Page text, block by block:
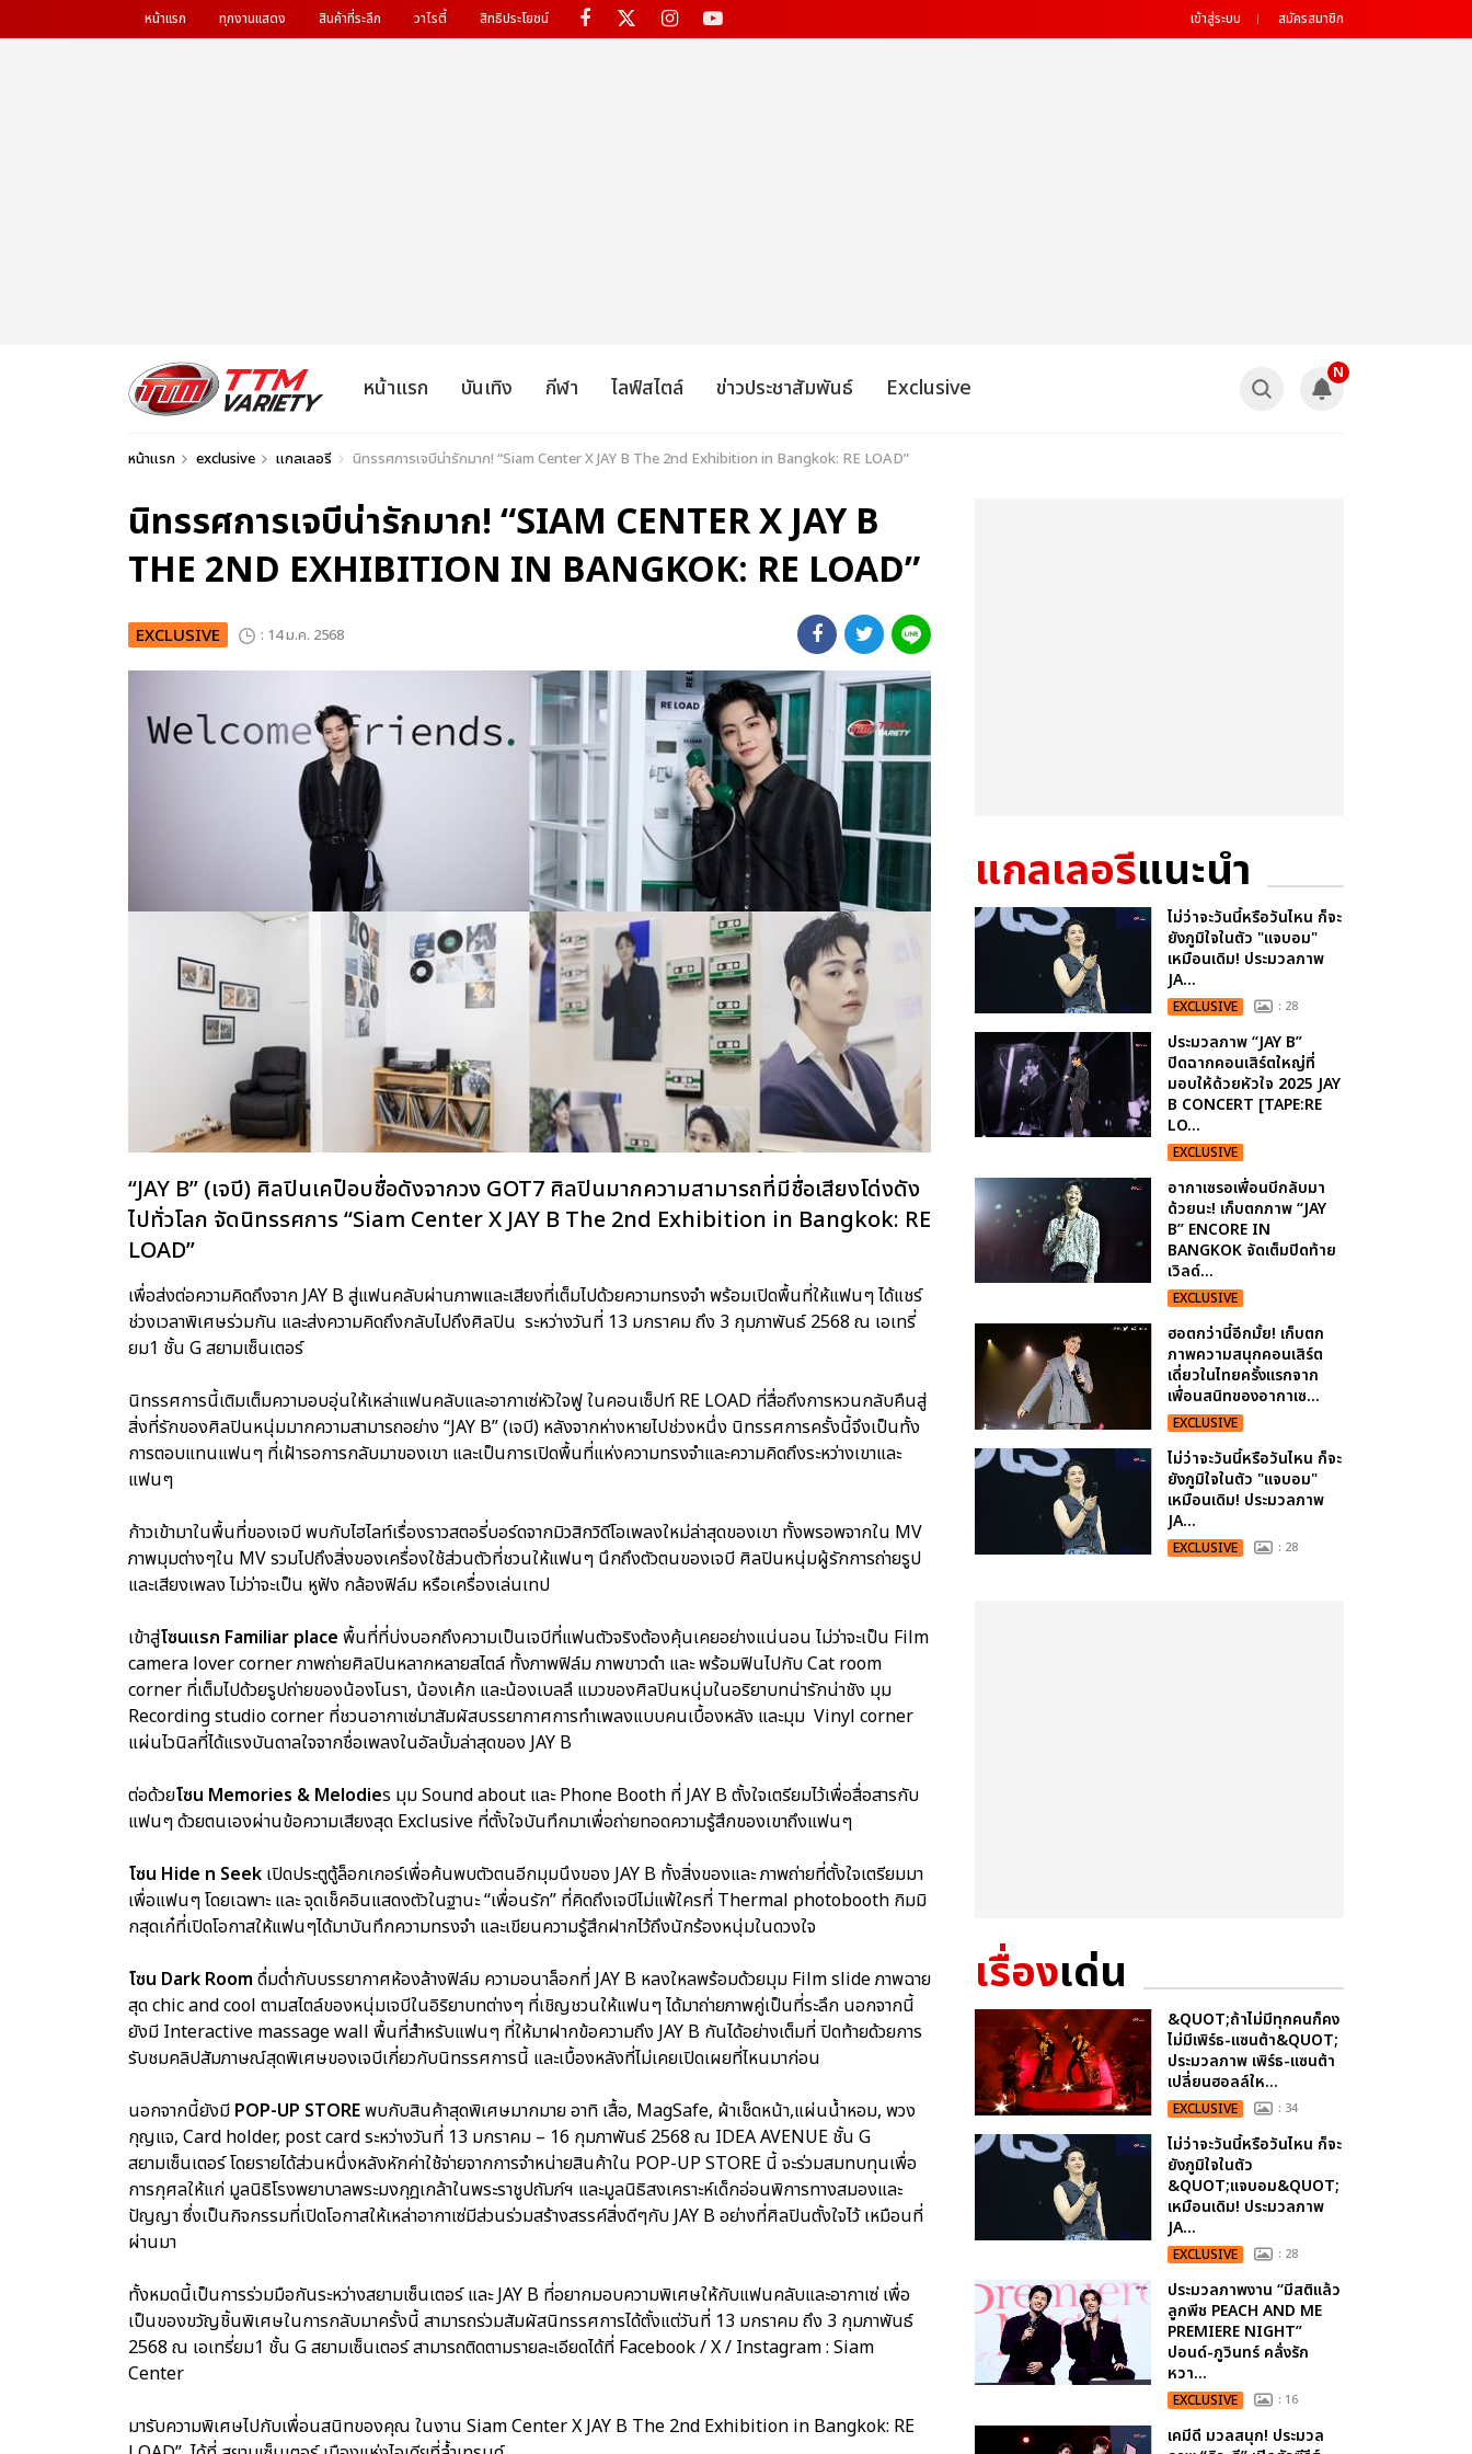
หน้าแรก ทุกงานแสดง สินค้าที่ระลึก วาไรตี้ สิทธิประโยชน์ เข้าสู่ระบบ สมัครสมาชิก
หน้าแรก บันเทิง กีฬา ไลฟ์สไตล์ ข่าวประชาสัมพันธ์ Exclusive
N
หน้าแรก exclusive แกลเลอรี นิทรรศการเจบีน่ารักมาก! “Siam Center X JAY B The 2nd Exhibition in Bangkok: RE LOAD”
นิทรรศการเจบีน่ารักมาก! “SIAM CENTER X JAY B
THE 2ND EXHIBITION IN BANGKOK: RE LOAD”
EXCLUSIVE : 14 ม.ค. 2568
“JAY B” (เจบี) ศิลปินเคป็อบชื่อดังจากวง GOT7 ศิลปินมากความสามารถที่มีชื่อเสียงโด่งดัง
ไปทั่วโลก จัดนิทรรศการ “Siam Center X JAY B The 2nd Exhibition in Bangkok: RE
LOAD”
เพื่อส่งต่อความคิดถึงจาก JAY B สู่แฟนคลับผ่านภาพและเสียงที่เต็มไปด้วยความทรงจำ พร้อมเปิดพื้นที่ให้แฟนๆ ได้แชร์
ช่วงเวลาพิเศษร่วมกัน และส่งความคิดถึงกลับไปถึงศิลปิน ระหว่างวันที่ 13 มกราคม ถึง 3 กุมภาพันธ์ 2568 ณ เอเทรี่
ยม1 ชั้น G สยามเซ็นเตอร์
นิทรรศการนี้เติมเต็มความอบอุ่นให้เหล่าแฟนคลับและอากาเซ่หัวใจฟู ในคอนเซ็ปท์ RE LOAD ที่สื่อถึงการหวนกลับคืนสู่
สิ่งที่รักของศิลปินหนุ่มมากความสามารถอย่าง “JAY B” (เจบี) หลังจากห่างหายไปช่วงหนึ่ง นิทรรศการครั้งนี้จึงเป็นทั้ง
การตอบแทนแฟนๆ ที่เฝ้ารอการกลับมาของเขา และเป็นการเปิดพื้นที่แห่งความทรงจำและความคิดถึงระหว่างเขาและ
แฟนๆ
ก้าวเข้ามาในพื้นที่ของเจบี พบกับไฮไลท์เรื่องราวสตอรี่บอร์ดจากมิวสิกวิดีโอเพลงใหม่ล่าสุดของเขา ทั้งพรอพจากใน MV
ภาพมุมต่างๆใน MV รวมไปถึงสิ่งของเครื่องใช้ส่วนตัวที่ชวนให้แฟนๆ นึกถึงตัวตนของเจบี ศิลปินหนุ่มผู้รักการถ่ายรูป
และเสียงเพลง ไม่ว่าจะเป็น หูฟัง กล้องฟิล์ม หรือเครื่องเล่นเทป
เข้าสู่โซนแรก Familiar place พื้นที่ที่บ่งบอกถึงความเป็นเจบีที่แฟนตัวจริงต้องคุ้นเคยอย่างแน่นอน ไม่ว่าจะเป็น Film
camera lover corner ภาพถ่ายศิลปินหลากหลายสไตล์ ทั้งภาพฟิล์ม ภาพขาวดำ และ พร้อมฟินไปกับ Cat room
corner ที่เต็มไปด้วยรูปถ่ายของน้องโนรา, น้องเค้ก และน้องเบลลึ แมวของศิลปินหนุ่มในอริยาบทน่ารักน่าชัง มุม
Recording studio corner ที่ชวนอากาเซ่มาสัมผัสบรรยากาศการทำเพลงแบบคนเบื้องหลัง และมุม Vinyl corner
แผ่นไวนิลที่ได้แรงบันดาลใจจากชื่อเพลงในอัลบั้มล่าสุดของ JAY B
ต่อด้วยโซน Memories & Melodies มุม Sound about และ Phone Booth ที่ JAY B ตั้งใจเตรียมไว้เพื่อสื่อสารกับ
แฟนๆ ด้วยตนเองผ่านข้อความเสียงสุด Exclusive ที่ตั้งใจบันทึกมาเพื่อถ่ายทอดความรู้สึกของเขาถึงแฟนๆ
โซน Hide n Seek เปิดประตูตู้ล็อกเกอร์เพื่อค้นพบตัวตนอีกมุมนึงของ JAY B ทั้งสิ่งของและ ภาพถ่ายที่ตั้งใจเตรียมมา
เพื่อแฟนๆ โดยเฉพาะ และ จุดเช็คอินแสดงตัวในฐานะ “เพื่อนรัก” ที่คิดถึงเจบีไม่แพ้ใครที่ Thermal photobooth กิมมิ
กสุดเก๋ที่เปิดโอกาสให้แฟนๆได้มาบันทึกความทรงจำ และเขียนความรู้สึกฝากไว้ถึงนักร้องหนุ่มในดวงใจ
โซน Dark Room ดื่มด่ำกับบรรยากาศห้องล้างฟิล์ม ความอนาล็อกที่ JAY B หลงใหลพร้อมด้วยมุม Film slide ภาพฉาย
สุด chic and cool ตามสไตล์ของหนุ่มเจบีในอิริยาบทต่างๆ ที่เชิญชวนให้แฟนๆ ได้มาถ่ายภาพคู่เป็นที่ระลึก นอกจากนี้
ยังมี Interactive massage wall พื้นที่สำหรับแฟนๆ ที่ให้มาฝากข้อความถึง JAY B กันได้อย่างเต็มที่ ปิดท้ายด้วยการ
รับชมคลิปสัมภาษณ์สุดพิเศษของเจบีเกี่ยวกับนิทรรศการนี้ และเบื้องหลังที่ไม่เคยเปิดเผยที่ไหนมาก่อน
นอกจากนี้ยังมี POP-UP STOREพบกับสินค้าสุดพิเศษมากมาย อาทิ เสื้อ, MagSafe, ผ้าเช็ดหน้า,แผ่นน้ำหอม, พวง
กุญแจ, Card holder, post card ระหว่างวันที่ 13 มกราคม – 16 กุมภาพันธ์ 2568 ณ IDEA AVENUE ชั้น G
สยามเซ็นเตอร์ โดยรายได้ส่วนหนึ่งหลังหักค่าใช้จ่ายจากการจำหน่ายสินค้าใน POP-UP STORE นี้ จะร่วมสมทบทุนเพื่อ
การกุศลให้แก่ มูลนิธิโรงพยาบาลพระมงกุฎเกล้าในพระราชูปถัมภ์ฯ และมูลนิธิสงเคราะห์เด็กอ่อนพิการทางสมองและ
ปัญญา ซึ่งเป็นกิจกรรมที่เปิดโอกาสให้เหล่าอากาเซ่มีส่วนร่วมสร้างสรรค์สิ่งดีๆกับ JAY B อย่างที่ศิลปินตั้งใจไว้ เหมือนที่
ผ่านมา
ทั้งหมดนี้เป็นการร่วมมือกันระหว่างสยามเซ็นเตอร์ และ JAY B ที่อยากมอบความพิเศษให้กับแฟนคลับและอากาเซ่ เพื่อ
เป็นของขวัญชิ้นพิเศษในการกลับมาครั้งนี้ สามารถร่วมสัมผัสนิทรรศการได้ตั้งแต่วันที่ 13 มกราคม ถึง 3 กุมภาพันธ์
2568 ณ เอเทรี่ยม1 ชั้น G สยามเซ็นเตอร์ สามารถติดตามรายละเอียดได้ที่ Facebook / X / Instagram : Siam
Center
มารับความพิเศษไปกับเพื่อนสนิทของคุณ ในงาน Siam Center X JAY B The 2nd Exhibition in Bangkok: RE
แกลเลอรีแนะนำ
ไม่ว่าจะวันนี้หรือวันไหน ก็จะ
ยังภูมิใจในตัว "แจบอม"
เหมือนเดิม! ประมวลภาพ
JA...
EXCLUSIVE : 28
ประมวลภาพ “JAY B”
ปิดฉากคอนเสิร์ตใหญ่ที่
มอบให้ด้วยหัวใจ 2025 JAY
B CONCERT [TAPE:RE
LO...
EXCLUSIVE
อากาเซรอเพื่อนบีกลับมา
ด้วยนะ! เก็บตกภาพ “JAY
B” ENCORE IN
BANGKOK จัดเต็มปิดท้าย
เวิลด์...
EXCLUSIVE
ฮอตกว่านี้อีกมั้ย! เก็บตก
ภาพความสนุกคอนเสิร์ต
เดี่ยวในไทยครั้งแรกจาก
เพื่อนสนิทของอากาเซ...
EXCLUSIVE
ไม่ว่าจะวันนี้หรือวันไหน ก็จะ
ยังภูมิใจในตัว "แจบอม"
เหมือนเดิม! ประมวลภาพ
JA...
EXCLUSIVE : 28
เรื่องเด่น
&QUOT;ถ้าไม่มีทุกคนก็คง
ไม่มีเพิร์ธ-แซนต้า&QUOT;
ประมวลภาพ เพิร์ธ-แซนต้า
เปลี่ยนฮอลล์ให...
EXCLUSIVE : 34
ไม่ว่าจะวันนี้หรือวันไหน ก็จะ
ยังภูมิใจในตัว
&QUOT;แจบอม&QUOT;
เหมือนเดิม! ประมวลภาพ
JA...
EXCLUSIVE : 28
ประมวลภาพงาน “มีสติแล้ว
ลูกพีช PEACH AND ME
PREMIERE NIGHT”
ปอนด์-ภูวินทร์ คลั่งรัก
หวา...
EXCLUSIVE : 16
เคมีดี มวลสนุก! ประมวล